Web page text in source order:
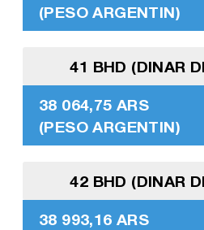
(PESO ARGENTIN)
41 BHD (DINAR
38 064,75 ARS
(PESO ARGENTIN)
42 BHD (DINAR
38 993,16 ARS